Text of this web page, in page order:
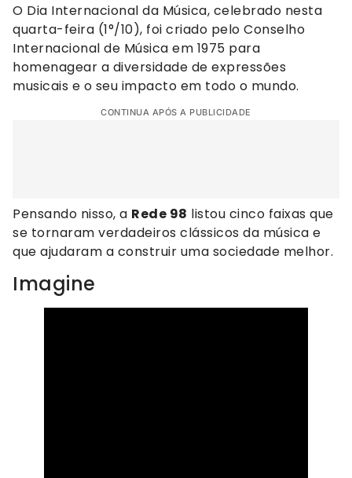
O Dia Internacional da Música, celebrado nesta
quarta-feira (1°/10), foi criado pelo Conselho
Internacional de Música em 1975 para
homenagear a diversidade de expressões
musicais e o seu impacto em todo o mundo.
CONTINUA APÓS A PUBLICIDADE
Pensando nisso, a Rede 98 listou cinco faixas que
se tornaram verdadeiros clássicos da música e
que ajudaram a construir uma sociedade melhor.
Imagine